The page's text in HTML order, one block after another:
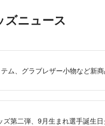
ズニュース
ム、グラブレザー小物など新
第二弾、9月生まれ選手誕生